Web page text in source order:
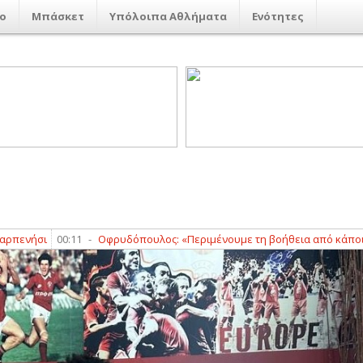
Μπάσκετ Υπόλοιπα Αθλήματα Ενότητες
00:11 - Οφρυδόπουλος: «Περιμένουμε τη βοήθεια από κάποιους